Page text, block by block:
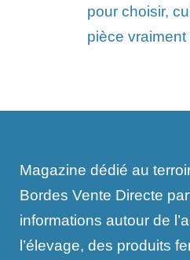
pour choisir,
pièce vraiment
Magazine dédié au
Bordes Vente Directe
informations autour de
l’élevage, des produits